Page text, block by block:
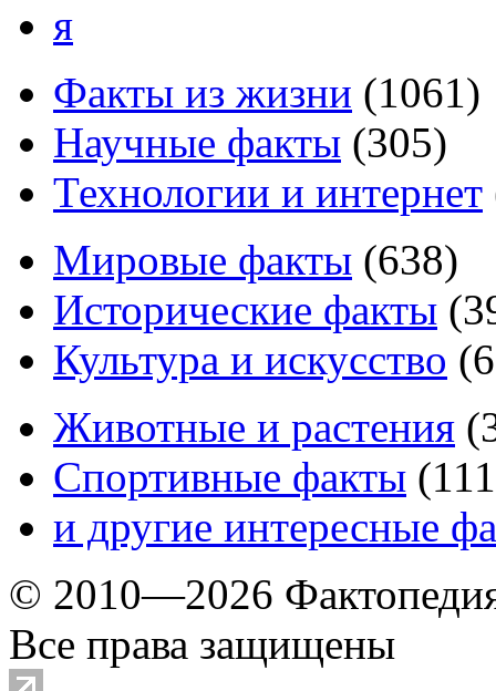
я
Факты из жизни (1061)
Научные факты (305)
Технологии и интернет
Мировые факты (638)
Исторические факты (
Культура и искусство (
Животные и растения (
Спортивные факты (111
и другие интересные
© 2010—2026
Все права защищены